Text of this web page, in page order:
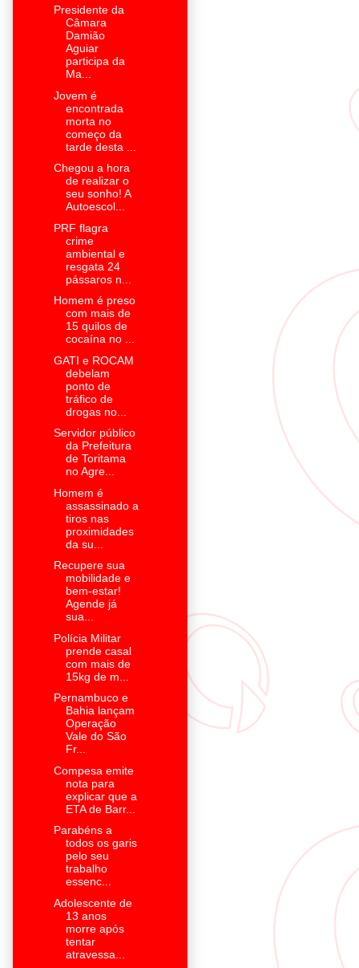
Presidente da
Câmara
Damião
Aguiar
participa da
Ma...
Jovem é
encontrada
morta no
começo da
tarde desta ...
Chegou a hora
de realizar o
seu sonho! A
Autoescol...
PRF flagra
crime
ambiental e
resgata 24
pássaros n...
Homem é preso
com mais de
15 quilos de
cocaína no ...
GATI e ROCAM
debelam
ponto de
tráfico de
drogas no...
Servidor público
da Prefeitura
de Toritama
no Agre...
Homem é
assassinado a
tiros nas
proximidades
da su...
Recupere sua
mobilidade e
bem-estar!
Agende já
sua...
Polícia Militar
prende casal
com mais de
15kg de m...
Pernambuco e
Bahia lançam
Operação
Vale do São
Fr...
Compesa emite
nota para
explicar que a
ETA de Barr...
Parabéns a
todos os garis
pelo seu
trabalho
essenc...
Adolescente de
13 anos
morre após
tentar
atravessa...